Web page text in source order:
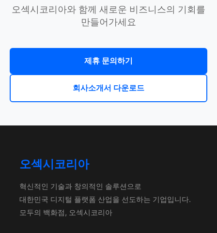
오섹시코리아와 함께 새로운 비즈니스의 기회를
만들어가세요
제휴 문의하기
회사소개서 다운로드
오섹시코리아
혁신적인 기술과 창의적인 솔루션으로
대한민국 디지털 플랫폼 산업을 선도하는 기업입니다.
모두의 백화점, 오섹시코리아